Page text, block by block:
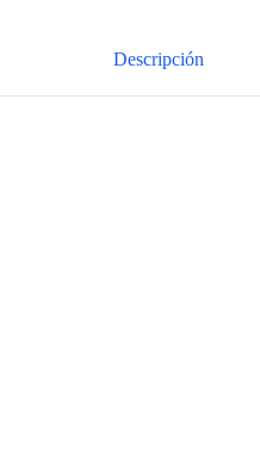
Descripción